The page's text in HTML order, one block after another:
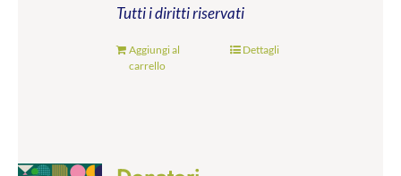
Tutti i diritti riservati
Aggiungi al
carrello
Dettagli